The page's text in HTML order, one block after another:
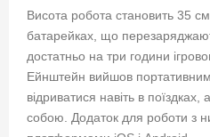
Висота робота становить 35
батарейках, що
достатньо на три години
Ейнштейн вийшов
відриватися навіть в
собою. Додаток для роботи з